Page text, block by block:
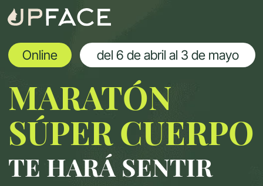
MARATÓN
SÚPER CUERPO
TE HARÁ SENTIR
BIEN CONTIGO
MISMA